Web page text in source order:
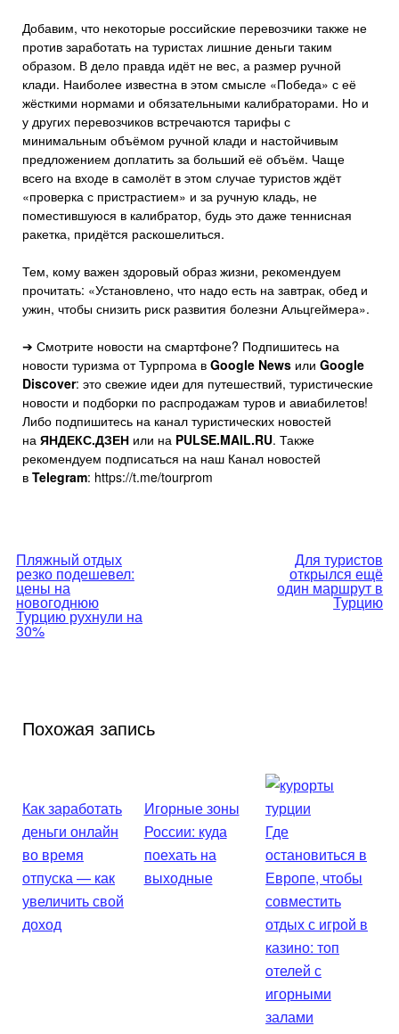
Добавим, что некоторые российские перевозчики также не
против заработать на туристах лишние деньги таким
образом. В дело правда идёт не вес, а размер ручной
клади. Наиболее известна в этом смысле «Победа» с её
жёсткими нормами и обязательными калибраторами. Но и
у других перевозчиков встречаются тарифы с
минимальным объёмом ручной клади и настойчивым
предложением доплатить за больший её объём. Чаще
всего на входе в самолёт в этом случае туристов ждёт
«проверка с пристрастием» и за ручную кладь, не
поместившуюся в калибратор, будь это даже теннисная
ракетка, придётся раскошелиться.
Тем, кому важен здоровый образ жизни, рекомендуем
прочитать: «Установлено, что надо есть на завтрак, обед и
ужин, чтобы снизить риск развития болезни Альцгеймера».
➔ Смотрите новости на смартфоне? Подпишитесь на
новости туризма от Турпрома в Google News или Google
Discover: это свежие идеи для путешествий, туристические
новости и подборки по распродажам туров и авиабилетов!
Либо подпишитесь на канал туристических новостей
на ЯНДЕКС.ДЗЕН или на PULSE.MAIL.RU. Также
рекомендуем подписаться на наш Канал новостей
в Telegram: https://t.me/tourprom
Навигация
по
записям
Пляжный отдых
резко подешевел:
цены на
новогоднюю
Турцию рухнули на
30%
Для туристов
открылся ещё
один маршрут в
Турцию
Похожая запись
Как заработать
деньги онлайн
во время
отпуска — как
увеличить свой
доход
Игорные зоны
России: куда
поехать на
выходные
Где
остановиться в
Европе, чтобы
совместить
отдых с игрой в
казино: топ
отелей с
игорными
залами